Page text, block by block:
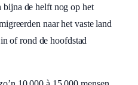
bijna de helft nog op het
naar het vaste land
of rond de hoofdstad